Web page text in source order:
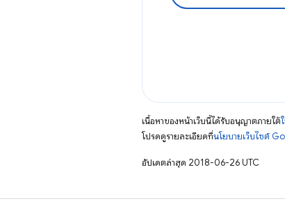
เนื้อหาของหน้าเว็บนี้ได้รับอนุญาตภายใต้
โปรดดูรายละเอียดที่นโยบายเว็บไซต์
อัปเดตล่าสุด 2018-06-26 UTC